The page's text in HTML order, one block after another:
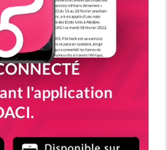
l'application